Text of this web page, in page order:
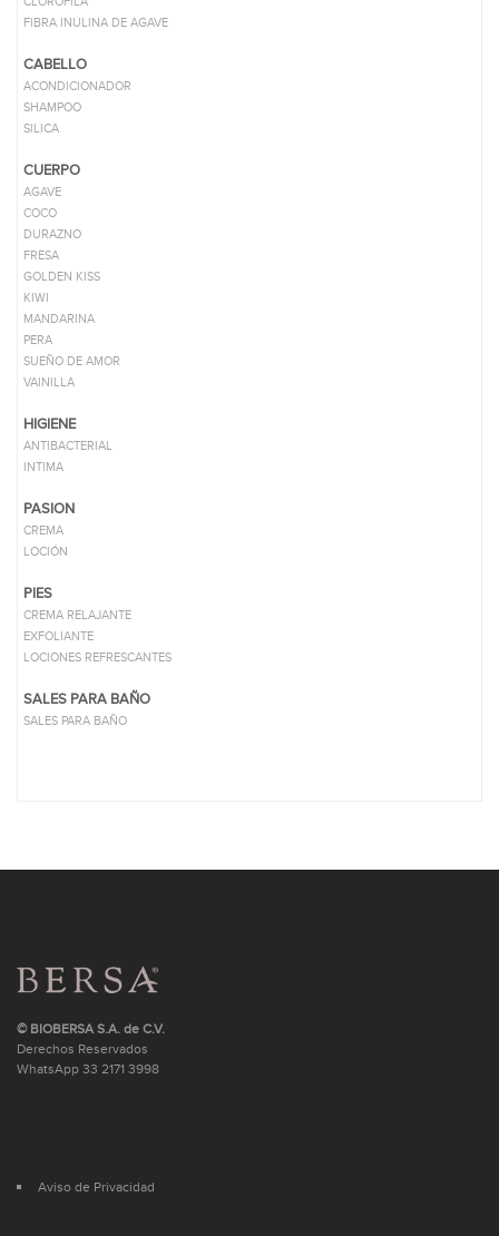
FIBRA INULINA DE AGAVE
CABELLO
ACONDICIONADOR
SHAMPOO
SILICA
CUERPO
AGAVE
COCO
DURAZNO
FRESA
GOLDEN KISS
KIWI
MANDARINA
PERA
SUEÑO DE AMOR
VAINILLA
HIGIENE
ANTIBACTERIAL
INTIMA
PASION
CREMA
LOCIÓN
PIES
CREMA RELAJANTE
EXFOLIANTE
LOCIONES REFRESCANTES
SALES PARA BAÑO
SALES PARA BAÑO
© BIOBERSA S.A. de C.V.
Derechos Reservados
WhatsApp 33 2171 3998
Aviso de Privacidad